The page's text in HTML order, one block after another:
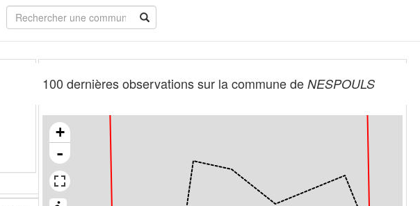
100 dernières observations sur la commune de NESPOULS
+
-